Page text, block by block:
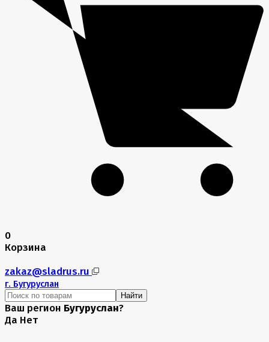
0
Корзина
zakaz@sladrus.ru
г. Бугуруслан
Найти
Ваш регион Бугуруслан?
Да Нет